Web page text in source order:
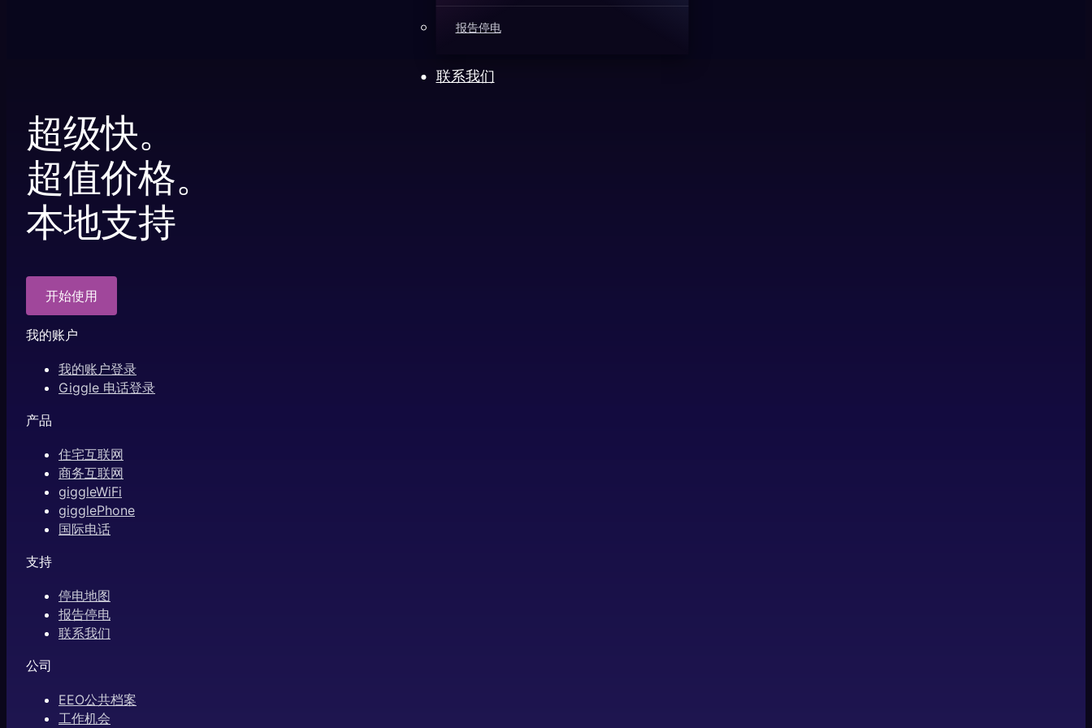
报告停电
联系我们
超级快。
超值价格。
本地支持
开始使用
我的账户
我的账户登录
Giggle 电话登录
产品
住宅互联网
商务互联网
giggleWiFi
gigglePhone
国际电话
支持
停电地图
报告停电
联系我们
公司
EEO公共档案
工作机会